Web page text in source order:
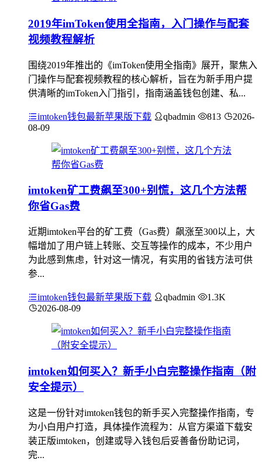
2019年imToken使用全指南，入门操作与配套
视频教程解析
围绕2019年推出的《imToken使用全指南》展开，聚焦入
门操作与配套视频教程的核心解析，旨在为新手用户提
供清晰的imToken入门指引，指南涵盖钱包创建、私...
imtoken钱包最新苹果版下载 qbadmin 813
2026-
08-09
imtoken矿工费飙至300+别慌，这几个方法帮
你省Gas费
近期imtoken平台的矿工费（Gas费）飙涨至300以上，大
幅增加了用户链上转账、交互等操作的成本，不少用户
为此感到焦虑，针对这一情况，有实用的省钱方法可供
参...
imtoken钱包最新苹果版下载 qbadmin
1.3K
2026-08-09
imtoken如何买入？新手小白完整操作指南（附
安全提示）
这是一份针对imtoken钱包的新手买入完整操作指南，专
为小白用户打造，具体操作流程为：从官方渠道下载安
装正版imtoken，创建或导入钱包后妥善备份助记词，
完...